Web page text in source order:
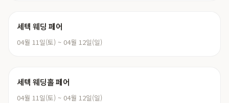
세텍 웨딩 페어
04월 11일(토) ~ 04월 12일(일)
세텍 웨딩홀 페어
04월 11일(토) ~ 04월 12일(일)